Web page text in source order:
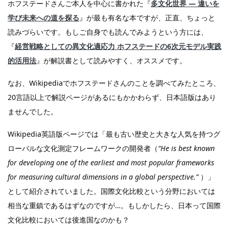
ホフステードさんご本人を中心に書かれた『多文化世界 — 違いを
学び未来への道を探る 』が最も有名な本ですが、正直、ちょっと
読みづらいです。もしご自身でも読んでみようという方には、
『経営戦略としての異文化適応力 ホフステードの6次元モデル実践
的活用法』が解説書として読みやすく、オススメです。
なお、Wikipediaでホフステードさんのことを調べてみたところ、
20言語以上で解説ページがあるにもかかわらず、日本語版はあり
ませんでした。
Wikipedia英語版ページでは「最も古い歴史と大きな人気を持つグ
ローバルな文化測定フレームワークの開発者（“He is best known
for developing one of the earliest and most popular frameworks
for measuring cultural dimensions in a global perspective.” ）」
として紹介されていました。国際文化比較という分野においては
相当な重鎮であるはずなのですが…。もしかしたら、日本って国際
文化比較においては後進国なのかも？